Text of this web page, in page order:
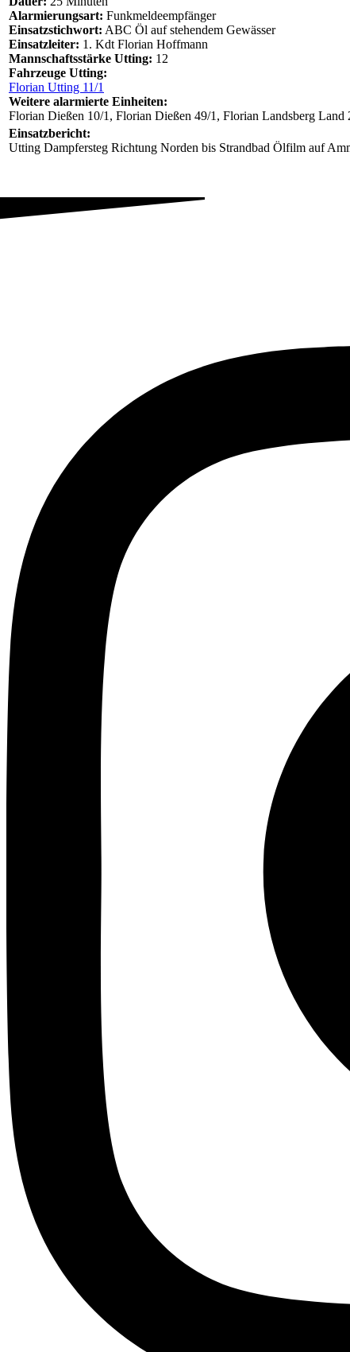
Alarmierungsart: Funkmeldeempfänger
Einsatzstichwort: ABC Öl auf stehendem Gewässer
Einsatzleiter: 1. Kdt Florian Hoffmann
Mannschaftsstärke Utting: 12
Fahrzeuge Utting:
Florian Utting 11/1
Weitere alarmierte Einheiten:
Florian Dießen 10/1, Florian Dießen 49/1, Florian Landsberg Land
Einsatzbericht:
Utting Dampfersteg Richtung Norden bis Strandbad Ölfilm auf